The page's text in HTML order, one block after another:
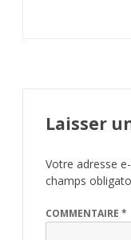
Laisser
Votre adresse
champs
COMMENTAIRE *